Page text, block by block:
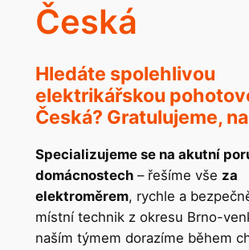
Česká
Hledáte spolehlivou
elektrikářskou
Česká? Gratulujeme,
Specializujeme se na akutní
domácnostech– řešíme vše za
elektroměrem, rychle a
místní technik z okresu Brno-
naším týmem dorazíme během